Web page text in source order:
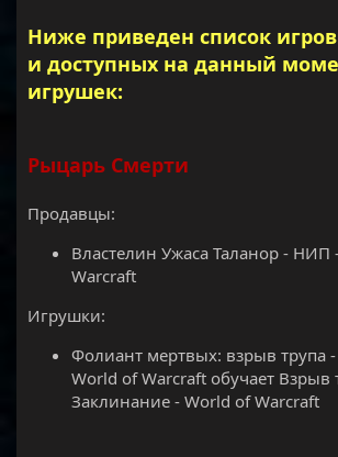
Ниже приведен список
и доступных на данный
игрушек:
Рыцарь Смерти
Продавцы:
Властелин Ужаса Таланор - НИП
Warcraft
Игрушки:
Фолиант мертвых: взрыв трупа
World of Warcraft обучает Взрыв
Заклинание - World of Warcraft